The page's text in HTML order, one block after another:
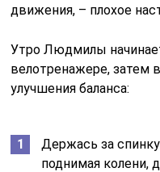
движения, – плохое
Утро Людмилы
велотренажере, затем
улучшения баланса:
Держась за
поднимая колени,